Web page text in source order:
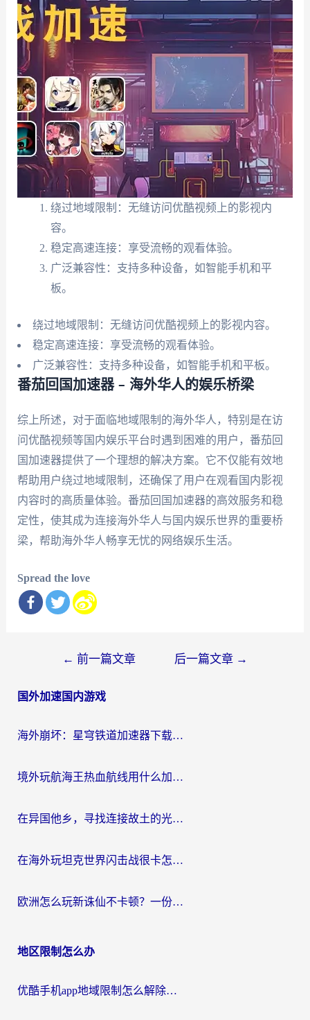
绕过地域限制：无缝访问优酷视频上的影视内
容。
稳定高速连接：享受流畅的观看体验。
广泛兼容性：支持多种设备，如智能手机和平
板。
绕过地域限制：无缝访问优酷视频上的影视内容。
稳定高速连接：享受流畅的观看体验。
广泛兼容性：支持多种设备，如智能手机和平板。
番茄回国加速器 – 海外华人的娱乐桥梁
综上所述，对于面临地域限制的海外华人，特别是在访
问优酷视频等国内娱乐平台时遇到困难的用户，番茄回
国加速器提供了一个理想的解决方案。它不仅能有效地
帮助用户绕过地域限制，还确保了用户在观看国内影视
内容时的高质量体验。番茄回国加速器的高效服务和稳
定性，使其成为连接海外华人与国内娱乐世界的重要桥
梁，帮助海外华人畅享无忧的网络娱乐生活。
Spread the love
导
← 前一篇文章 后一篇文章 →
国外加速国内游戏
海外崩坏：星穹铁道加速器下载安装：一份给游子的终极网络指南
境外玩航海王热血航线用什么加速器？2026海外玩家实测最优方案（附欧洲问道堡垒前线加速技巧）
在异国他乡，寻找连接故土的光明大陆免费加速器
在海外玩坦克世界闪击战很卡怎么办？老玩家亲测有效的加速器选择指南
欧洲怎么玩新诛仙不卡顿？一份给海外游子的国服游戏畅玩指南
地区限制怎么办
优酷手机app地域限制怎么解除？海外党亲测有效的追剧方案